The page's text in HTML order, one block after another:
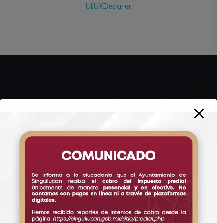
UI/UXDesigner
Municipal de Singuilucan. El objetivo de este sitio es
facilitar a los ciudadanos la ubicación y comprensión
de la información y los servicios del Ayuntamiento